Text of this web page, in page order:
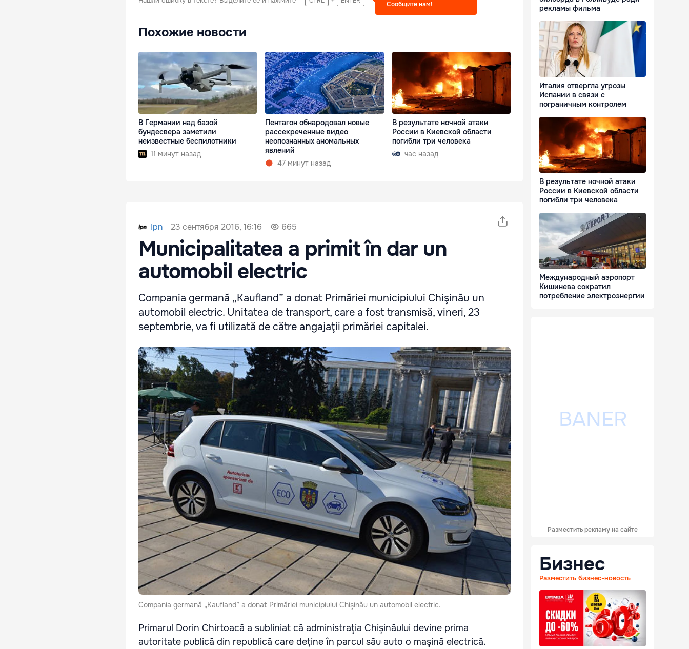
Сообщите нам!
Похожие новости
В Германии над базой
бундесвера заметили
неизвестные беспилотники
11 минут назад
Пентагон обнародовал новые
рассекреченные видео
неопознанных аномальных
явлений
47 минут назад
В результате ночной атаки
России в Киевской области
погибли три человека
час назад
Ipn 23 сентября 2016, 16:16 665
Municipalitatea a primit în dar un
automobil electric
Compania germană „Kaufland” a donat Primăriei municipiului Chişinău un
automobil electric. Unitatea de transport, care a fost transmisă, vineri, 23
septembrie, va fi utilizată de către angajaţii primăriei capitalei.
Compania germană „Kaufland” a donat Primăriei municipiului Chişinău un automobil electric.
Primarul Dorin Chirtoacă a subliniat că administraţia Chişinăului devine prima
autoritate publică din republică care deţine în parcul său auto o maşină electrică.
рекламы фильма
Италия отвергла угрозы
Испании в связи с
пограничным контролем
В результате ночной атаки
России в Киевской области
погибли три человека
Международный аэропорт
Кишинева сократил
потребление электроэнергии
Разместить рекламу на сайте
Бизнес
Разместить бизнес-новость